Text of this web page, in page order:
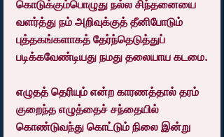
கொடுக்கும்பொழுது நல்ல சிந்தனையை
வளர்த்து நம் அறிவுக்குத் தீனிபோடும்
புத்தகங்களாகத் தேர்ந்தெடுத்துப்
படிக்கவேண்டியது நமது தலையாய கடமை.
எழுதத் தெரியும் என்ற காரணத்தால் தரம்
குறைந்த எழுத்தைச் சந்தையில்
கொண்டுவந்து கொட்டும் நிலை இன்று